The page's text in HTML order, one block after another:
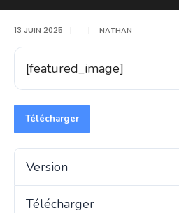
13 JUIN 2025 | | NATHAN
[featured_image]
Télécharger
Version
Télécharger